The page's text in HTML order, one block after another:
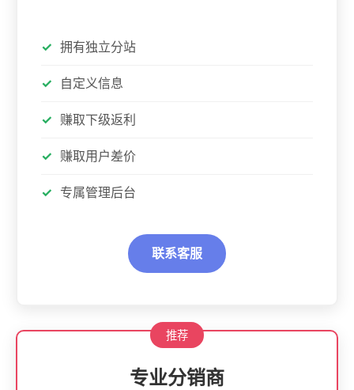
拥有独立分站
自定义信息
赚取下级返利
赚取用户差价
专属管理后台
联系客服
专业分销商